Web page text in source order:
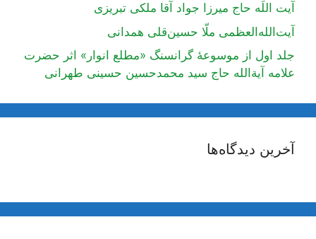
آیت اللَه حاج میرزا جواد آقا ملکی تبریزی
آیت‌الله‌العظمی ملّا حسین‌قلی همدانی
جلد اول از موسوعۀ گرانسنگ «مطلع انوار» اثر حضرت
علامه آیة‌الله حاج سید محمدحسین حسینی طهرانی
آخرین دیدگاه‌ها